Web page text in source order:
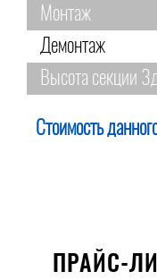
Монтаж
Демонтаж
Высота секции 3д
Стоимость
ПРАЙС-